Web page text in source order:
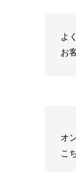
よ
お
オ
こ